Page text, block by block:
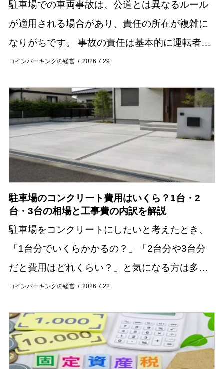
コインパーキングの経営 2026.7.29
駐車場での車両事故は、公道とは異なるルール
が適用される場合があり、責任の所在が複雑に
なりがちです。 事故の責任は基本的に運転者同
士の過失割合によって決まりますが、駐車場の
この記...
コインパーキングの経営 2026.7.22
駐車場のコンクリート費用はいくら？1台・2
台・3台の相場と工事費の内訳を解説
駐車場をコンクリートにしたいと考えたとき、
「1台分でいくらかかるの？」「2台分や3台分
だと費用はどれくらい？」と気になる方は多い
のではないでしょうか。 駐車場のコンクリート
によっ...